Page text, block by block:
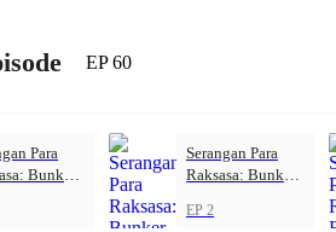
EP 60
Para
Bunker
Serangan Para
Raksasa: Bunker
EP 2